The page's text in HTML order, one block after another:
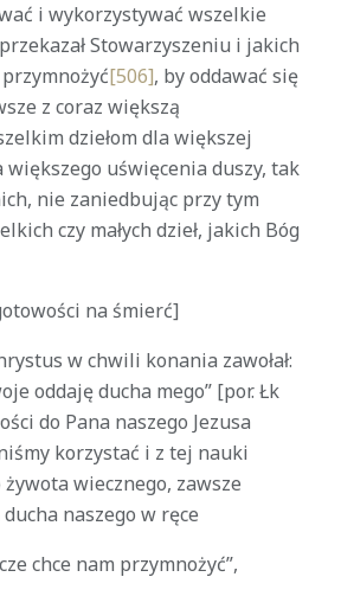
i wykorzystywać wszelkie
Stowarzyszeniu i jakich
[506], by oddawać się
z coraz większą
dziełom dla większej
większego uświęcenia duszy, tak
nie zaniedbując przy tym
czy małych dzieł, jakich Bóg
na śmierć]
w chwili konania zawołał:
oddaję ducha mego” [por. Łk
do Pana naszego Jezusa
korzystać i z tej nauki
wiecznego, zawsze
naszego w ręce
chce nam przymnożyć”,